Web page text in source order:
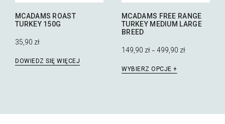
MCADAMS ROAST
TURKEY 150G
35,90 zł
DOWIEDZ SIĘ WIĘCEJ
MCADAMS FREE RANGE
TURKEY MEDIUM LARGE
BREED
149,90 zł –499,90 zł
WYBIERZ OPCJE
produkt
Opcje